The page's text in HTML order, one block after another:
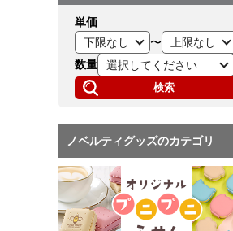
単価
〜
数量
検索
ノベルティグッズのカテゴリ